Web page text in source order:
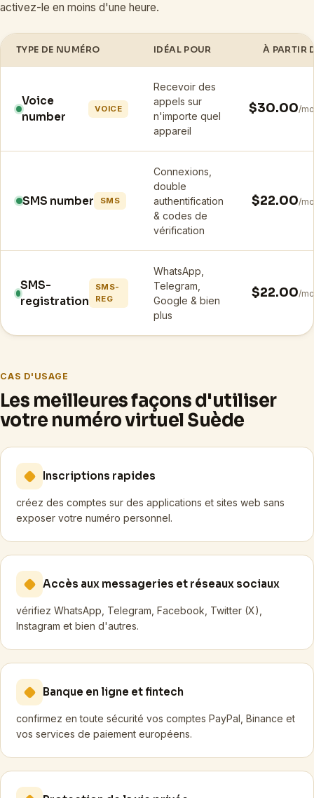
activez-le en moins d'une heure.
TYPE DE NUMÉRO IDÉAL POUR À PARTIR
Voice
number
VOICE
Recevoir des
appels sur
n'importe quel
appareil
$30.00/
SMS number SMS
Connexions,
double
authentification
& codes de
vérification
$22.00/
SMS-
registration
SMS-
REG
WhatsApp,
Telegram,
Google & bien
plus
$22.00/
CAS D'USAGE
Les meilleures façons d'utiliser
votre numéro virtuel Suède
Inscriptions rapides
créez des comptes sur des applications et sites web sans
exposer votre numéro personnel.
Accès aux messageries et réseaux sociaux
vérifiez WhatsApp, Telegram, Facebook, Twitter (X),
Instagram et bien d'autres.
Banque en ligne et fintech
confirmez en toute sécurité vos comptes PayPal, Binance et
vos services de paiement européens.